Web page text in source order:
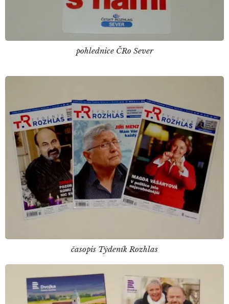
pohlednice ČRo Sever
časopis Týdeník Rozhlas